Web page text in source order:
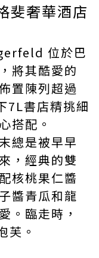
斐奢華酒店
位於巴
將其酷愛的
置陳列超過
書店精挑細
搭配。
總是被早早
，經典的雙
核桃果仁醬
醬青瓜和龍
。臨走時，
芙。